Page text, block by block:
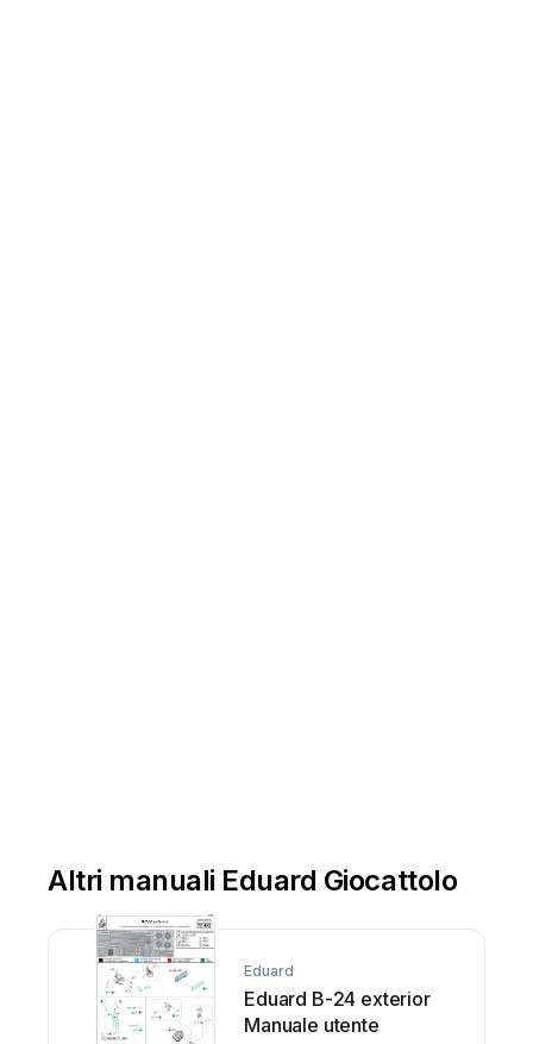
Altri manuali Eduard Giocattolo
Eduard
Eduard B-24 exterior
Manuale utente